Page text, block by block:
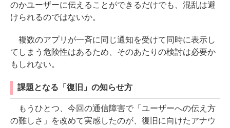
のかユーザーに伝えることができるだけでも、混乱は避
けられるのではないか。
複数のアプリが一斉に同じ通知を受けて同時に表示し
てしまう危険性はあるため、そのあたりの検討は必要か
もしれない。
課題となる「復旧」の知らせ方
もうひとつ、今回の通信障害で「ユーザーへの伝え方
の難しさ」を改めて実感したのが、復旧に向けたアナウ